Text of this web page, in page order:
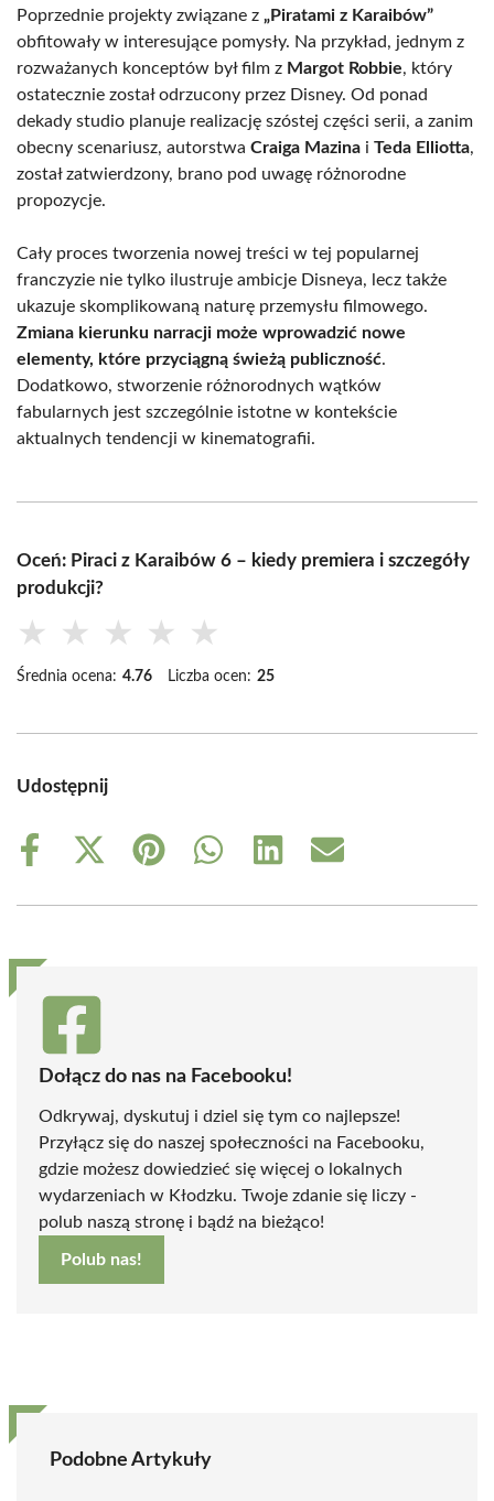
Poprzednie projekty związane z „Piratami z Karaibów”
obfitowały w interesujące pomysły. Na przykład, jednym z
rozważanych konceptów był film z Margot Robbie, który
ostatecznie został odrzucony przez Disney. Od ponad
dekady studio planuje realizację szóstej części serii, a zanim
obecny scenariusz, autorstwa Craiga Mazina i Teda Elliotta,
został zatwierdzony, brano pod uwagę różnorodne
propozycje.
Cały proces tworzenia nowej treści w tej popularnej
franczyzie nie tylko ilustruje ambicje Disneya, lecz także
ukazuje skomplikowaną naturę przemysłu filmowego.
Zmiana kierunku narracji może wprowadzić nowe
elementy, które przyciągną świeżą publiczność.
Dodatkowo, stworzenie różnorodnych wątków
fabularnych jest szczególnie istotne w kontekście
aktualnych tendencji w kinematografii.
Oceń: Piraci z Karaibów 6 – kiedy premiera i szczegóły
produkcji?
★ ★ ★ ★ ★
Średnia ocena: 4.76 Liczba ocen: 25
Udostępnij
Share
Share
(Twitter)
Share
Share
Share
Share
Dołącz do nas na Facebooku!
Odkrywaj, dyskutuj i dziel się tym co najlepsze!
Przyłącz się do naszej społeczności na Facebooku,
gdzie możesz dowiedzieć się więcej o lokalnych
wydarzeniach w Kłodzku. Twoje zdanie się liczy -
polub naszą stronę i bądź na bieżąco!
Polub nas!
Podobne Artykuły